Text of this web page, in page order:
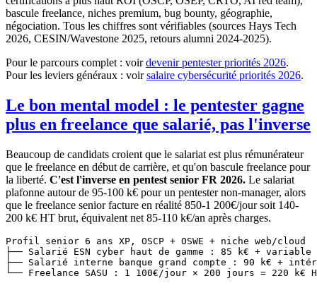
bascule freelance, niches premium, bug bounty, géographie,
négociation. Tous les chiffres sont vérifiables (sources Hays Tech
2026, CESIN/Wavestone 2025, retours alumni 2024-2025).
Pour le parcours complet : voirdevenir pentester priorités 2026.
Pour les leviers généraux : voirsalaire cybersécurité priorités 2026.
Le bon mental model : le pentester gagne
plus en freelance que salarié, pas l'inverse
Beaucoup de candidats croient que le salariat est plus rémunérateur
que le freelance en début de carrière, et qu'on bascule freelance pour
la liberté. C'est l'inverse en pentest senior FR 2026. Le salariat
plafonne autour de 95-100 k€ pour un pentester non-manager, alors
que le freelance senior facture en réalité 850-1 200€/jour soit 140-
200 k€ HT brut, équivalent net 85-110 k€/an après charges.
Profil senior 6 ans XP, OSCP + OSWE + niche web/cloud
├── Salarié ESN cyber haut de gamme : 85 k€ +
├── Salarié interne banque grand compte : 90 k€ +